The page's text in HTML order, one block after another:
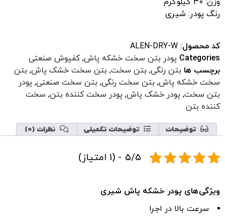
رنگ پودر: شیری
کد محصول: ALEN-DRY-W
Categories پودر بتن سخت خشکه پاش,کفپوش صنعتی
برچسب ها بتن رنگی, بتن سخت, بتن سخت خشک پاش, بتن
سخت خشکه پاش, بتن سخت رنگی, بتن سخت صنعتی, پودر
بتن سخت, پودر خشک پاش, پودر سخت کننده بتن, سخت
کننده بتن
توضیحات توضیحات تکمیلی نظرات (0)
5/5 - (1 امتیاز)
ویژگیهای پودر خشکه پاش شیری
سرعت بالا در اجرا